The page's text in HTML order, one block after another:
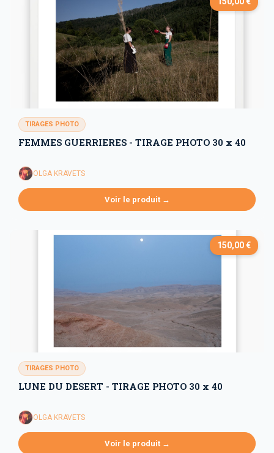
TIRAGES PHOTO
FEMMES GUERRIERES - TIRAGE PHOTO 30 x 40
OLGA KRAVETS
Voir le produit →
150,00 €
TIRAGES PHOTO
LUNE DU DESERT - TIRAGE PHOTO 30 x 40
OLGA KRAVETS
Voir le produit →